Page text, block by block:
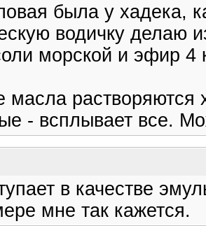
была у хадека,
водичку делаю
морской и эфир 4
масла
- всплывает все.
в качестве
мне так кажется.